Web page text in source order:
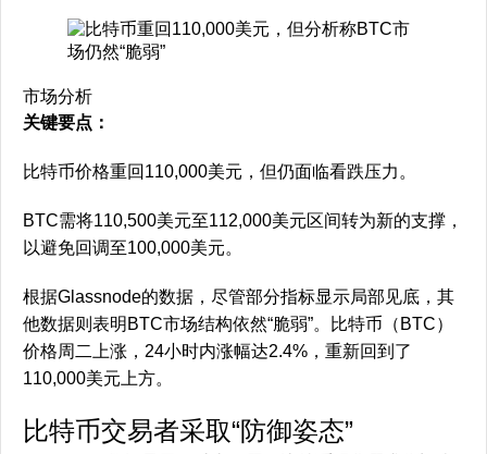
市场分析
关键要点：
比特币价格重回110,000美元，但仍面临看跌压力。
BTC需将110,500美元至112,000美元区间转为新的支撑，
以避免回调至100,000美元。
根据Glassnode的数据，尽管部分指标显示局部见底，其
他数据则表明BTC市场结构依然“脆弱”。比特币（BTC）
价格周二上涨，24小时内涨幅达2.4%，重新回到了
110,000美元上方。
比特币交易者采取“防御姿态”